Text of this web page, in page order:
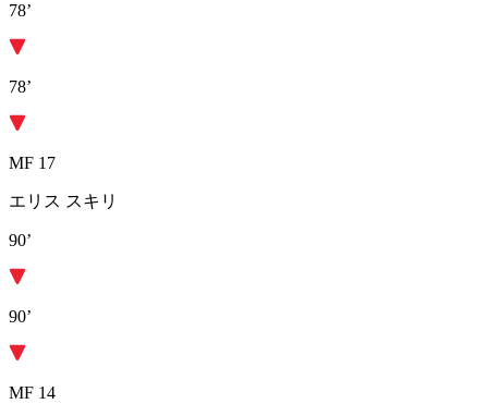
78’
78’
MF 17
エリス スキリ
90’
90’
MF 14